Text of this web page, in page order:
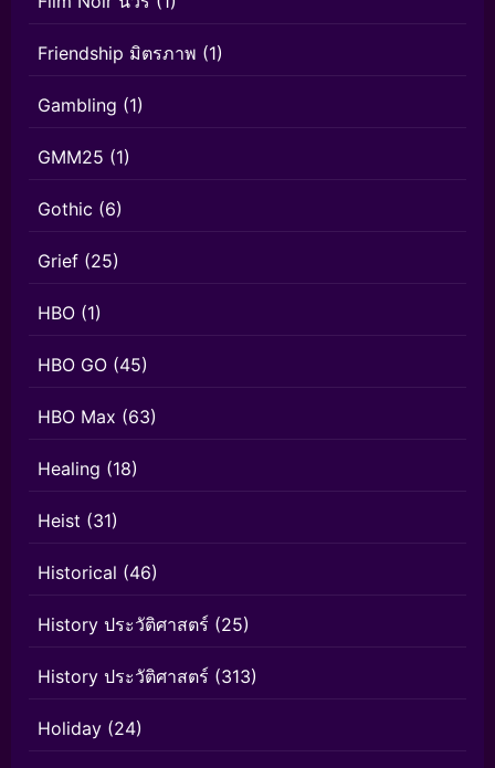
Friendship มิตรภาพ (1)
Gambling (1)
GMM25 (1)
Gothic (6)
Grief (25)
HBO (1)
HBO GO (45)
HBO Max (63)
Healing (18)
Heist (31)
Historical (46)
History ประวัติศาสตร์ (25)
History ประวัติศาสตร์ (313)
Holiday (24)